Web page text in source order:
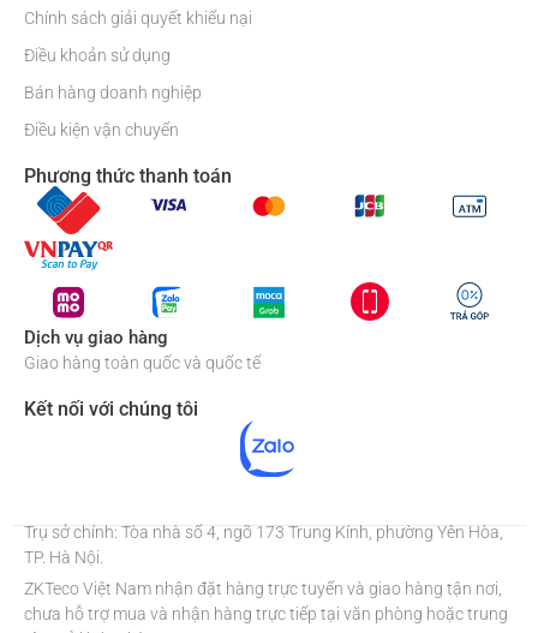
Chính sách giải quyết khiếu nại
Điều khoản sử dụng
Bán hàng doanh nghiệp
Điều kiện vận chuyển
Phương thức thanh toán
Dịch vụ giao hàng
Giao hàng toàn quốc và quốc tế
Kết nối với chúng tôi
Trụ sở chính: Tòa nhà số 4, ngõ 173 Trung Kính, phường Yên Hòa,
TP. Hà Nội.
ZKTeco Việt Nam nhận đặt hàng trực tuyến và giao hàng tận nơi,
chưa hỗ trợ mua và nhận hàng trực tiếp tại văn phòng hoặc trung